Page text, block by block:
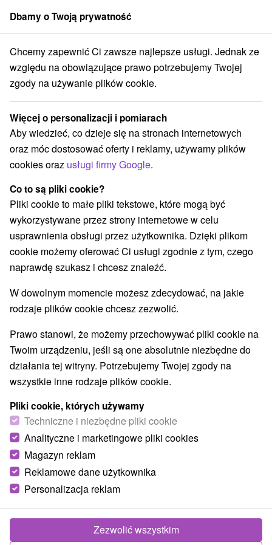
członek grupySorger
na Słowacji Bony wakacyjne na Słowacji Bachledova dolina
Bony wakacyjne na Słowacji
Bachledova dolina
Kategorie
Wszystkie kategorie
Pobyty z rabatem
Wellness pobyty(5) Wyjazdy weekendowe
Romantyczne wypady(3) Pobyty dla seniorów(2)
Wakacje rodzinne(5)
Wybierz lokalizację lub datę
Najlepiej sprzedające
Wsie i miasta
Ždiar(5)
WSZYSTKO TOP - BESTSELLERY
Dbamy o Twoją prywatność
Chcemy zapewnić Ci zawsze najlepsze usługi. Jednak ze
względu na obowiązujące prawo potrzebujemy Twojej
zgody na używanie plików cookie.
Więcej o personalizacji i pomiarach
Aby wiedzieć, co dzieje się na stronach internetowych
oraz móc dostosować oferty i reklamy, używamy plików
cookies oraz usługi firmy Google.
Co to są pliki cookie?
Pliki cookie to małe pliki tekstowe, które mogą być
wykorzystywane przez strony internetowe w celu
usprawnienia obsługi przez użytkownika. Dzięki plikom
cookie możemy oferować Ci usługi zgodnie z tym, czego
naprawdę szukasz i chcesz znaleźć.
W dowolnym momencie możesz zdecydować, na jakie
rodzaje plików cookie chcesz zezwolić.
Prawo stanowi, że możemy przechowywać pliki cookie na
Twoim urządzeniu, jeśli są one absolutnie niezbędne do
działania tej witryny. Potrzebujemy Twojej zgody na
wszystkie inne rodzaje plików cookie.
Pliki cookie, których używamy
Techniczne i niezbędne pliki cookie
Analityczne i marketingowe pliki cookies
Magazyn reklam
Reklamowe dane użytkownika
Personalizacja reklam
Zezwolić wszystkim